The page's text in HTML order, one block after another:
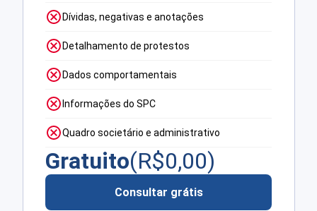
Dívidas, negativas e anotações
Detalhamento de protestos
Dados comportamentais
Informações do SPC
Quadro societário e administrativo
Gratuito(R$0,00)
Consultar grátis